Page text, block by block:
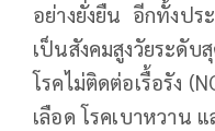
อย่างยั่งยืน อีกทั้งประ
เป็นสังคมสูงวัยระดั
โรคไม่ติดต่อเรื้อรัง
เลือด โรคเบาหวาน